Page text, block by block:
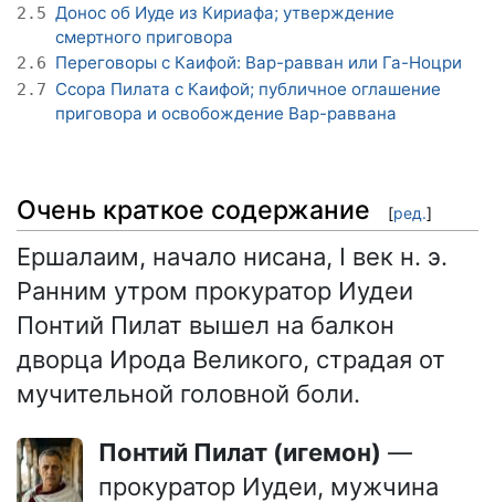
2.5 Донос об Иуде из Кириафа; утверждение
смертного приговора
2.6 Переговоры с Каифой: Вар-равван или Га-Ноцри
2.7 Ссора Пилата с Каифой; публичное оглашение
приговора и освобождение Вар-раввана
Очень краткое содержание [ред.]
Ершалаим, начало нисана, I век н. э.
Ранним утром прокуратор Иудеи
Понтий Пилат вышел на балкон
дворца Ирода Великого, страдая от
мучительной головной боли.
Понтий Пилат (игемон) —
прокуратор Иудеи, мужчина